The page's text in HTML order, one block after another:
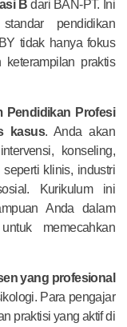
B dari BAN-PT. Ini
pendidikan
tidak hanya fokus
praktis
Pendidikan Profesi
kasus. Anda akan
konseling,
klinis, industri
Kurikulum ini
Anda dalam
memecahkan
yang profesional
Para pengajar
praktisi yang aktif di